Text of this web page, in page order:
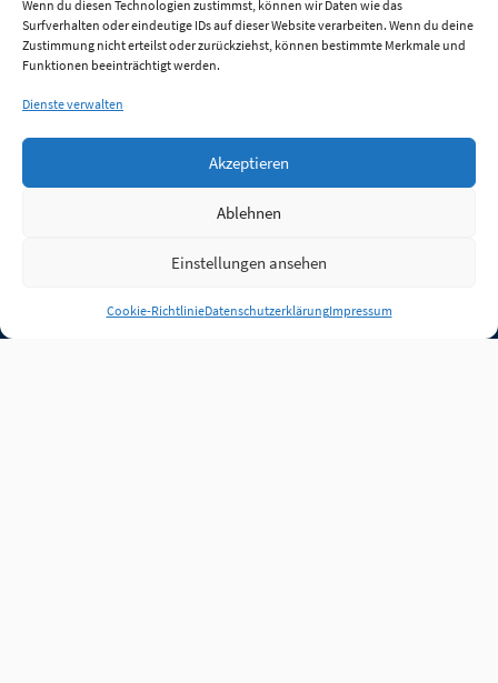
Wenn du diesen Technologien zustimmst, können wir Daten wie das
Surfverhalten oder eindeutige IDs auf dieser Website verarbeiten. Wenn du deine
Zustimmung nicht erteilst oder zurückziehst, können bestimmte Merkmale und
Funktionen beeinträchtigt werden.
Dienste verwalten
Akzeptieren
Ablehnen
Einstellungen ansehen
Cookie-RichtlinieDatenschutzerklärungImpressum
Anmelden
Jobs Partner FAQ Quellen